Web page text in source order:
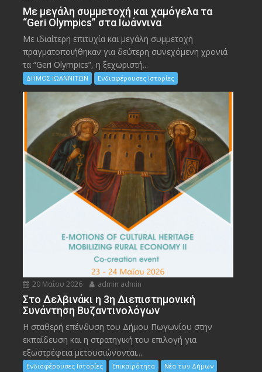
Με μεγάλη συμμετοχή και χαμόγελα τα
“Geri Olympics” στα Ιωάννινα
Με ιδιαίτερη επιτυχία και μεγάλη συμμετοχή
πραγματοποιήθηκαν για δεύτερη συνεχόμενη χρονιά
τα “Geri Olympics”, η ξεχωριστή...
ΔΗΜΟΣ ΙΩΑΝΝΙΤΩΝ Ενδιαφέρουσες Ιστορίες
20 Μαΐου 2026 admin admin
Στο Δελβινάκι η 3η Διεπιστημονική
Συνάντηση Βυζαντινολόγων
Η σταθερή επένδυση του Δήμου Πωγωνίου στην
εκπαίδευση και η στρατηγική του επιλογή για
εξωστρέφεια μετουσιώνονται...
Ενδιαφέρουσες Ιστορίες Επικαιρότητα Νέα των Δήμων